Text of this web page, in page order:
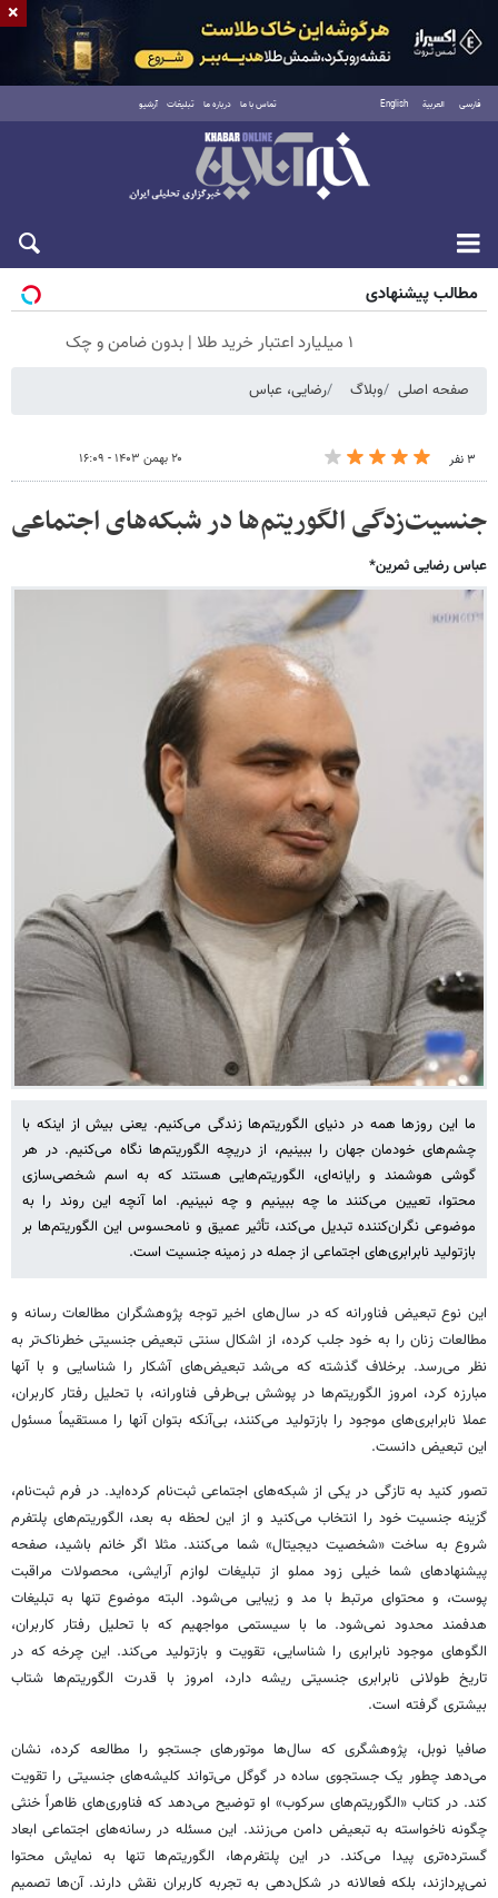
فارسی العربية English تماس با ما درباره ما تبلیغات آرشیو
جمعه ۱۶ مرداد ۱۴۰۵
مطالب پیشنهادی
۱ میلیارد اعتبار خرید طلا | بدون ضامن و چک
صفحه اصلی وبلاگ رضایی، عباس
۳ نفر ۲۰ بهمن ۱۴۰۳ - ۱۶:۰۹
جنسیت‌زدگی الگوریتم‌ها در شبکه‌های اجتماعی
عباس رضایی ثمرین*
ما این روزها همه در دنیای الگوریتم‌ها زندگی می‎‌کنیم. یعنی بیش از اینکه با
چشم‌های خودمان جهان را ببینیم، از دریچه الگوریتم‌ها نگاه می‌کنیم. در هر
گوشی هوشمند و رایانه‌ای، الگوریتم‌هایی هستند که به اسم شخصی‌سازی
محتوا، تعیین می‌کنند ما چه ببینیم و چه نبینیم. اما آنچه این روند را به
موضوعی نگران‌کننده تبدیل می‌کند، تأثیر عمیق و نامحسوس این الگوریتم‌ها بر
بازتولید نابرابری‌های اجتماعی از جمله در زمینه جنسیت است.
این نوع تبعیض فناورانه که در سال‌های اخیر توجه پژوهشگران مطالعات رسانه و
مطالعات زنان را به خود جلب کرده، از اشکال سنتی تبعیض جنسیتی خطرناک‌تر به
نظر می‌رسد. برخلاف گذشته که می‌شد تبعیض‌های آشکار را شناسایی و با آنها
مبارزه کرد، امروز الگوریتم‌ها در پوشش بی‌طرفی فناورانه، با تحلیل رفتار کاربران،
عملا نابرابری‌های موجود را بازتولید می‌کنند، بی‌آنکه بتوان آنها را مستقیماً مسئول
این تبعیض دانست.
تصور کنید به تازگی در یکی از شبکه‌های اجتماعی ثبت‌نام کرده‌اید. در فرم ثبت‌نام،
گزینه جنسیت خود را انتخاب می‌کنید و از این لحظه به بعد، الگوریتم‌های پلتفرم
شروع به ساخت «شخصیت دیجیتال» شما می‌کنند. مثلا اگر خانم باشید، صفحه
پیشنهادهای شما خیلی زود مملو از تبلیغات لوازم آرایشی، محصولات مراقبت
پوست، و محتوای مرتبط با مد و زیبایی می‌شود. البته موضوع تنها به تبلیغات
هدفمند محدود نمی‌شود. ما با سیستمی مواجهیم که با تحلیل رفتار کاربران،
الگوهای موجود نابرابری را شناسایی، تقویت و بازتولید می‌کند. این چرخه که در
تاریخ طولانی نابرابری جنسیتی ریشه دارد، امروز با قدرت الگوریتم‌ها شتاب
بیشتری گرفته است.
صافیا نوبل، پژوهشگری که سال‌ها موتورهای جستجو را مطالعه کرده، نشان
می‌دهد چطور یک جستجوی ساده در گوگل می‌تواند کلیشه‌های جنسیتی را تقویت
کند. در کتاب «الگوریتم‌های سرکوب» او توضیح می‌دهد که فناوری‌های ظاهراً خنثی
چگونه ناخواسته به تبعیض دامن می‌زنند. این مسئله در رسانه‌های اجتماعی ابعاد
گسترده‌تری پیدا می‌کند. در این پلتفرم‌ها، الگوریتم‌ها تنها به نمایش محتوا
نمی‌پردازند، بلکه فعالانه در شکل‌دهی به تجربه کاربران نقش دارند. آن‌ها تصمیم
×